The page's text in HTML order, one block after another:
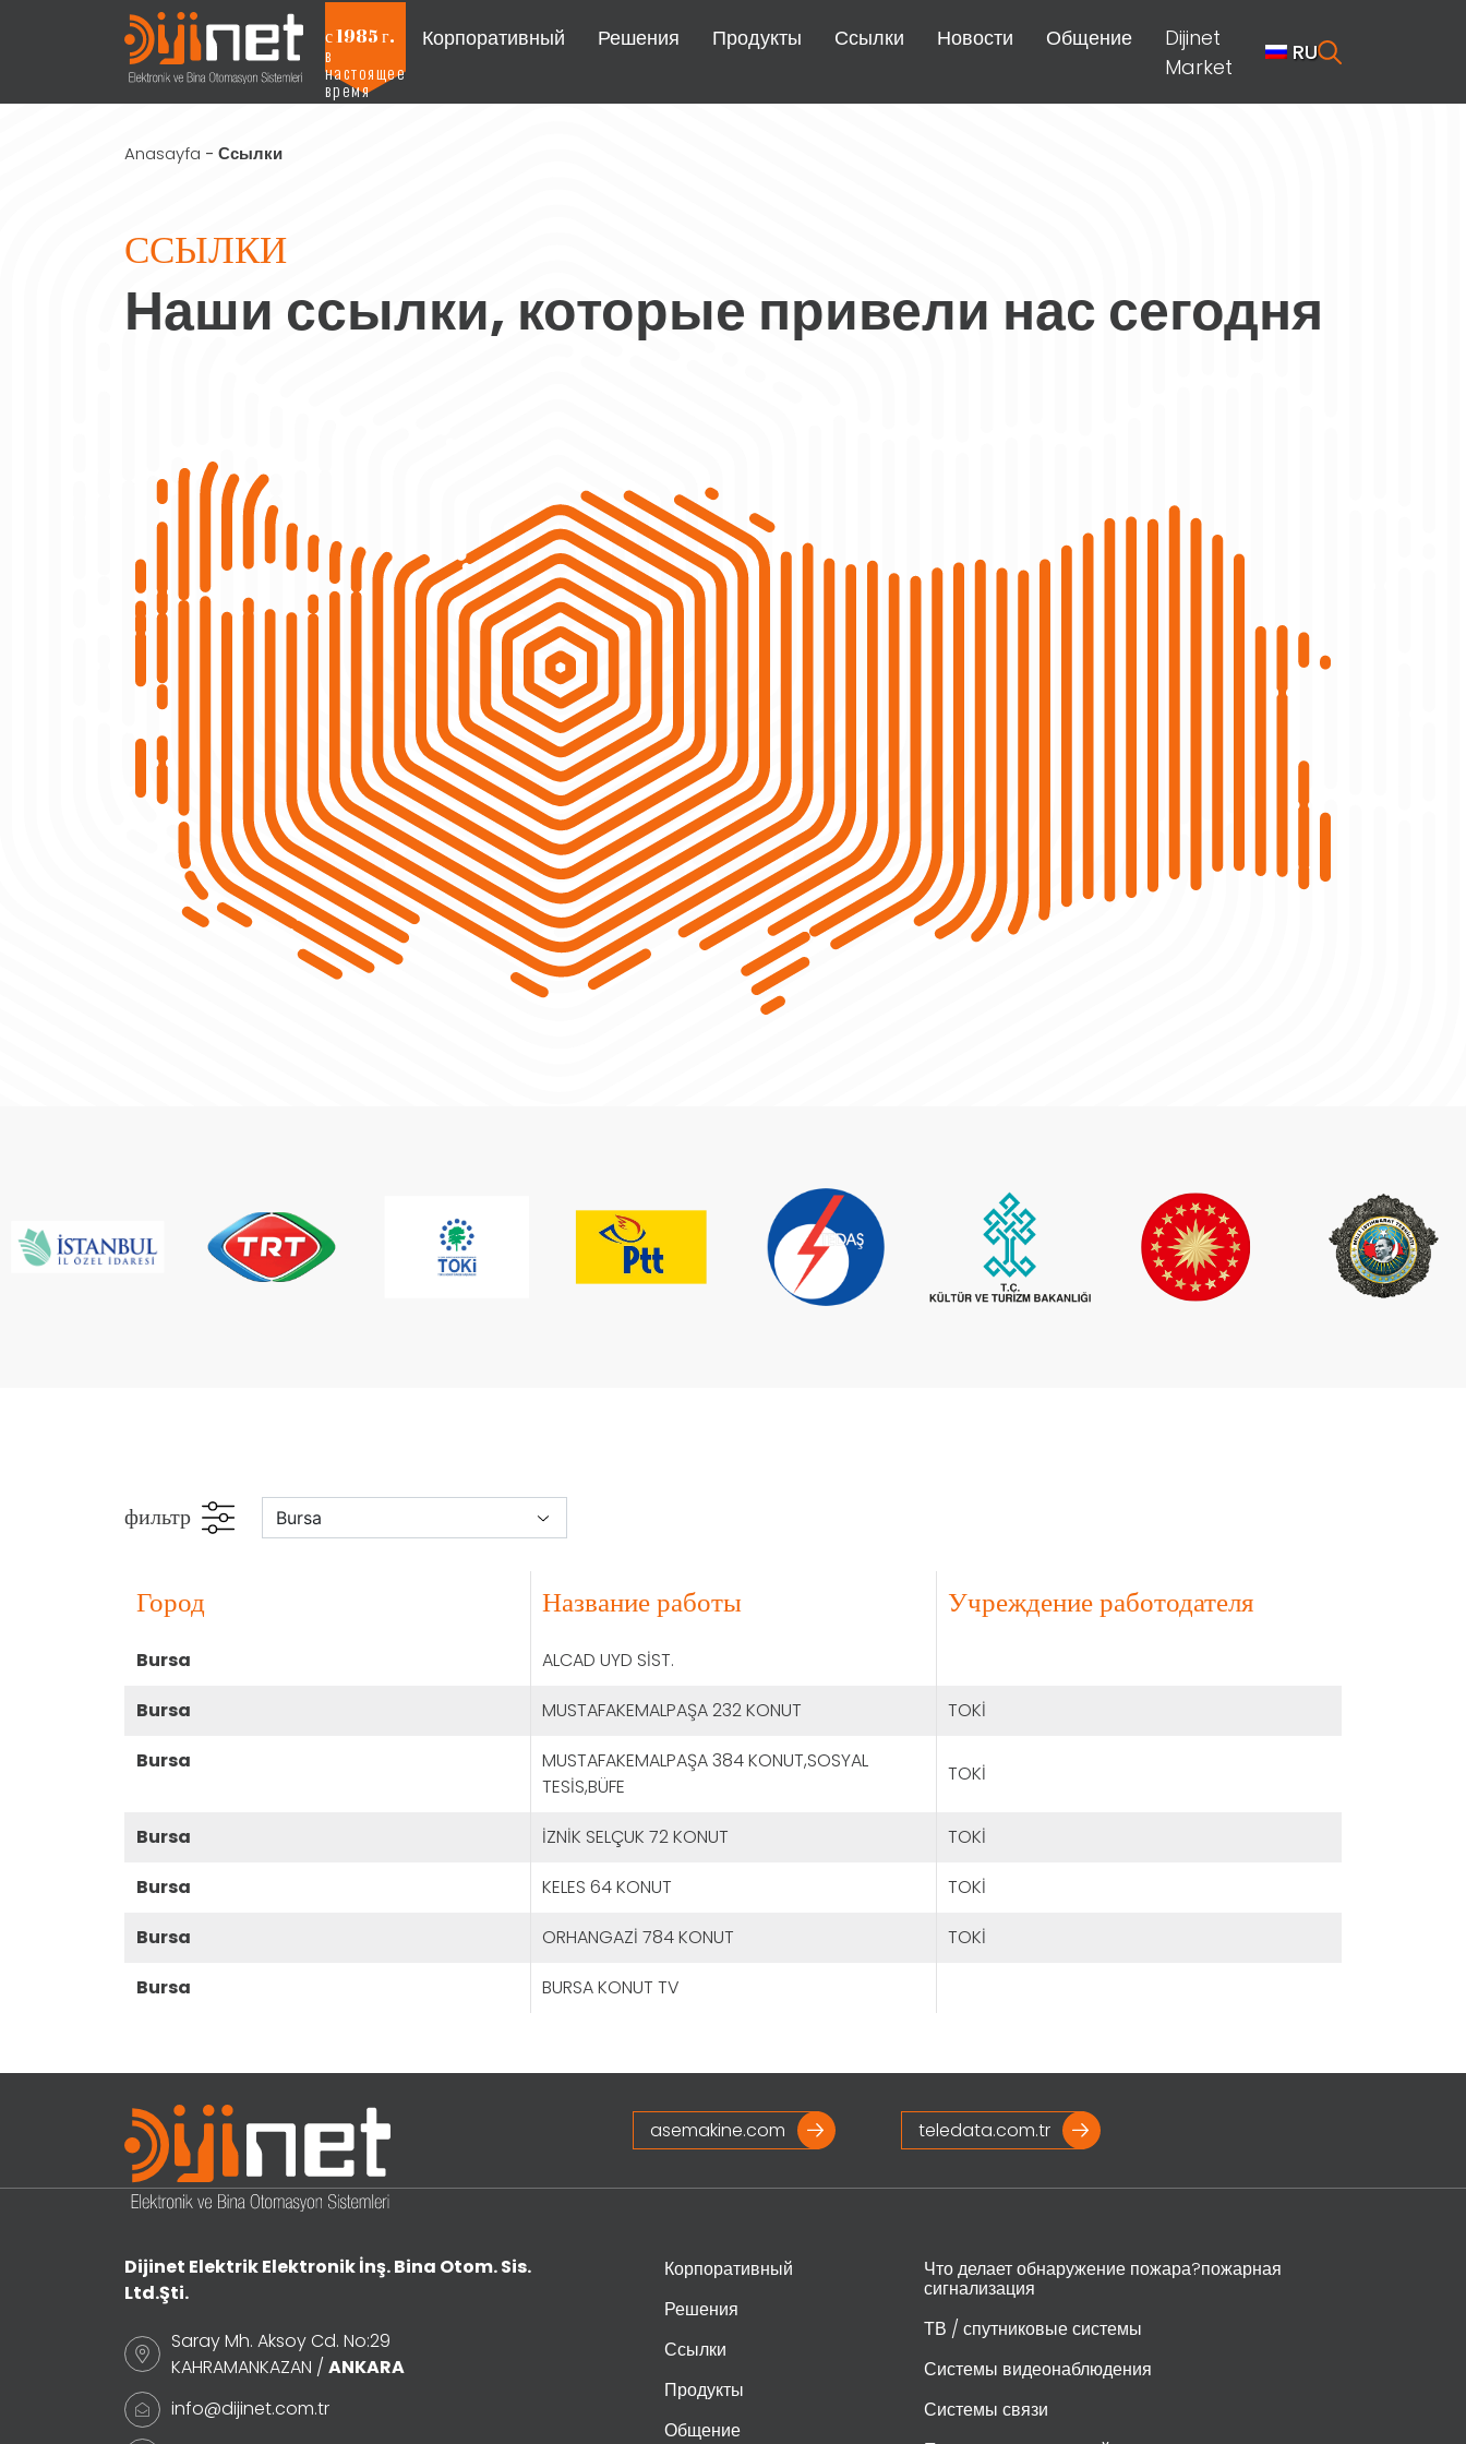
с 1985 г.
в
настоящее
время
Корпоративный Решения Продукты Ссылки Новости Общение
Dijinet
Market
RU
Projeleri Görmek İçin Tıklayınız
Anasayfa - Ссылки
ССЫЛКИ
Наши ссылки, которые привели нас сегодня
фильтр
город Название работы Учреждение работодателя
bursa
ALCAD UYD SİST.
bursa
MUSTAFAKEMALPAŞA 232 KONUT
TOKİ
bursa
MUSTAFAKEMALPAŞA 384 KONUT,SOSYAL
TESİS,BÜFE
TOKİ
bursa İZNİK SELÇUK 72 KONUT
TOKİ
bursa
KELES 64 KONUT
TOKİ
bursa
ORHANGAZİ 784 KONUT
TOKİ
bursa
BURSA KONUT TV
asemakine.com teledata.com.tr
Dijinet Elektrik Elektronik İnş. Bina Otom. Sis.
Ltd.Şti.
Saray Mh. Aksoy Cd. No:29
KAHRAMANKAZAN / ANKARA
info@dijinet.com.tr
Корпоративный
Решения
Ссылки
Продукты
Общение
Что делает обнаружение пожара?пожарная
сигнализация
ТВ / спутниковые системы
Системы видеонаблюдения
Системы связи